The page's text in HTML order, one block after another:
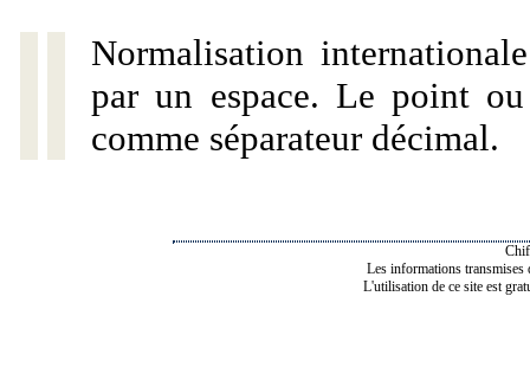
Normalisation
par un espace. Le point
comme séparateur décimal.
Les informations transmises
L'utilisation de ce site est